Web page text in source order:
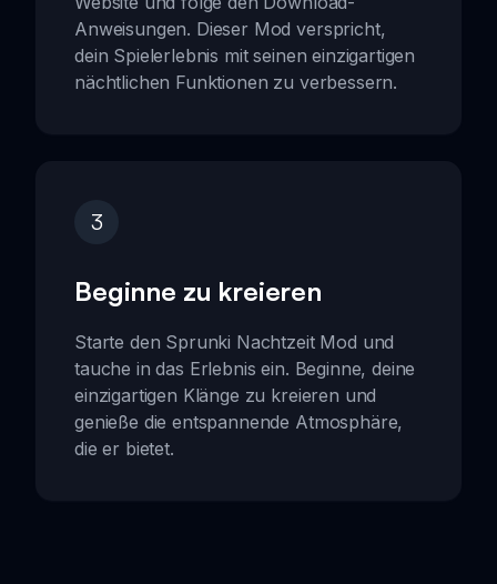
Anweisungen. Dieser Mod verspricht,
dein Spielerlebnis mit seinen einzigartigen
nächtlichen Funktionen zu verbessern.
3
Beginne zu kreieren
Starte den Sprunki Nachtzeit Mod und
tauche in das Erlebnis ein. Beginne, deine
einzigartigen Klänge zu kreieren und
genieße die entspannende Atmosphäre,
die er bietet.